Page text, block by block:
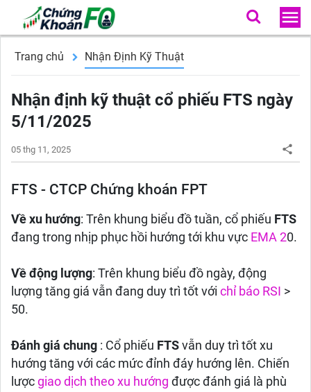
Trang chủ Nhận Định Kỹ Thuật
Nhận định kỹ thuật cổ phiếu FTS ngày
5/11/2025
05 thg 11, 2025
FTS - CTCP Chứng khoán FPT
Về xu hướng: Trên khung biểu đồ tuần, cổ phiếu FTS
đang trong nhịp phục hồi hướng tới khu vực EMA 20.
Về động lượng: Trên khung biểu đồ ngày, động
lượng tăng giá vẫn đang duy trì tốt với chỉ báo RSI >
50.
Đánh giá chung : Cổ phiếu FTS vẫn duy trì tốt xu
hướng tăng với các mức đỉnh đáy hướng lên. Chiến
lược giao dịch theo xu hướng được đánh giá là phù